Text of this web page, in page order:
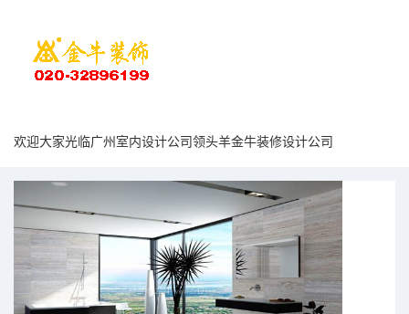
欢迎大家光临广州室内设计公司领头羊金牛装修设计公司